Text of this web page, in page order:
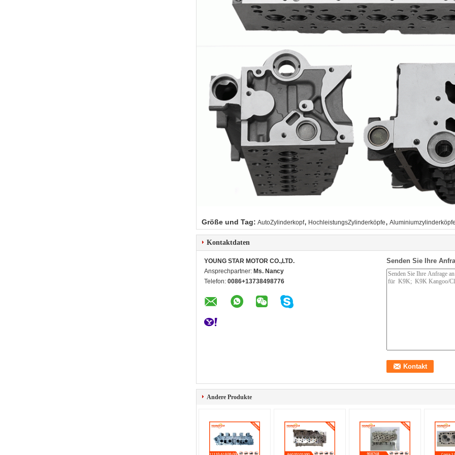
Größe und Tag: AutoZylinderkopf, HochleistungsZylinderköpfe,
Kontaktdaten
YOUNG STAR MOTOR CO.,LTD.
Ansprechpartner: Ms. Nancy
Telefon: 0086+13738498776
Senden Sie Ihre
Andere Produkte